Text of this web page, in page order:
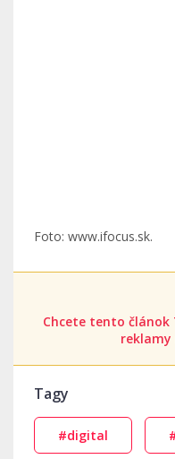
Foto: www.ifocus.sk.
Chcete tento článok
reklamy
Tagy
#digital